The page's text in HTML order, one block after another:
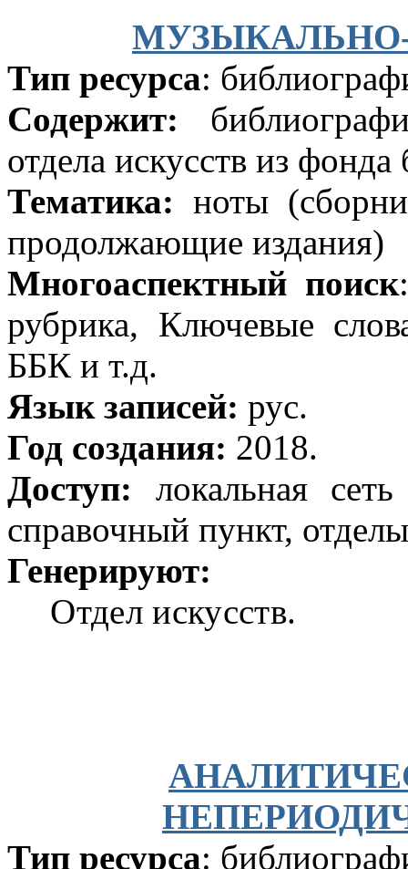
Тип ресурса:
Содержит:
отдела искусств из фонда
Тематика: ноты
продолжающие издания)
Многоаспектный поиск
рубрика, Ключевые
ББК и т.д.
Язык записей: рус.
Год создания: 2018.
Доступ: локальная
справочный пункт,
Генерируют:
Отдел искусств.
Тип ресурса: